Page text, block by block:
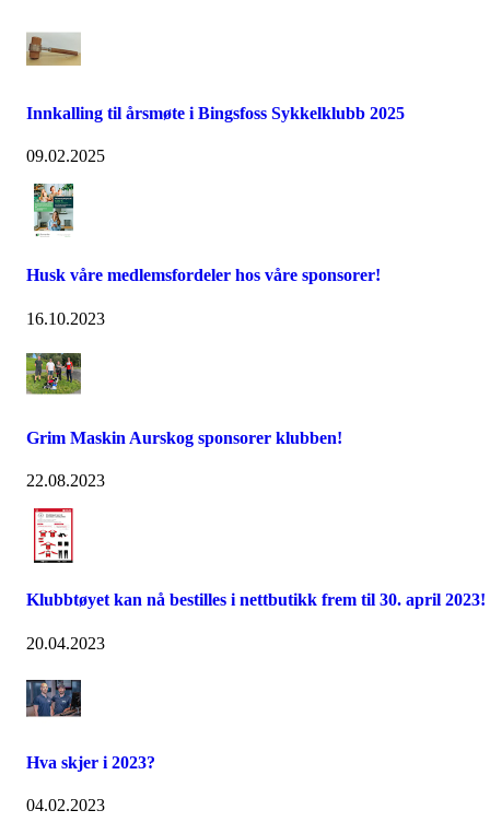
Innkalling til årsmøte i Bingsfoss Sykkelklubb 2025
09.02.2025
Husk våre medlemsfordeler hos våre sponsorer!
16.10.2023
Grim Maskin Aurskog sponsorer klubben!
22.08.2023
Klubbtøyet kan nå bestilles i nettbutikk frem til 30. april 2023!
20.04.2023
Hva skjer i 2023?
04.02.2023